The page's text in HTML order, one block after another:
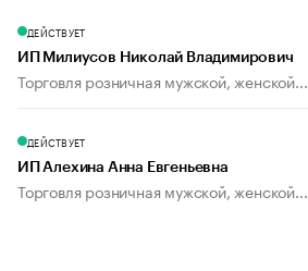
ДЕЙСТВУЕТ
ИП Милиусов Николай Владимирович
Торговля розничная мужской, женской...
ДЕЙСТВУЕТ
ИП Алехина Анна Евгеньевна
Торговля розничная мужской, женской...